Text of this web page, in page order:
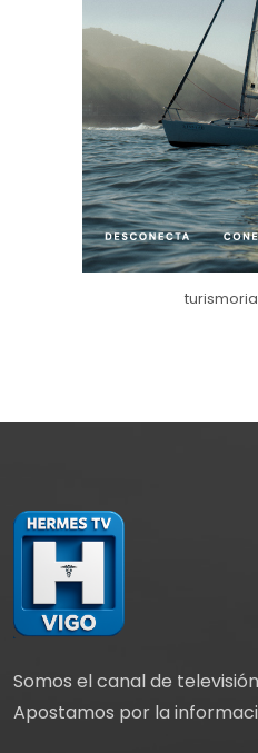
Somos el canal de
Apostamos por la